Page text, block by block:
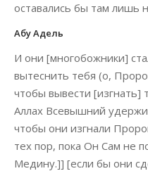
оставались бы там лишь
Абу Адель
И они [многобожники]
вытеснить тебя (о,
чтобы вывести [изгнать]
Аллах Всевышний
чтобы они изгнали
тех пор, пока Он Сам не
Медину.]] [если бы они